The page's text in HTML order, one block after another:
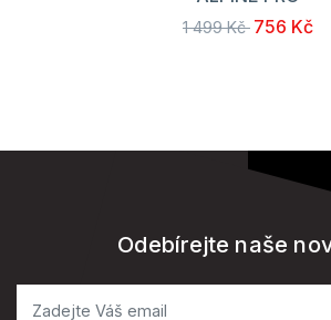
1 499 Kč 756 Kč
Odebírejte naše